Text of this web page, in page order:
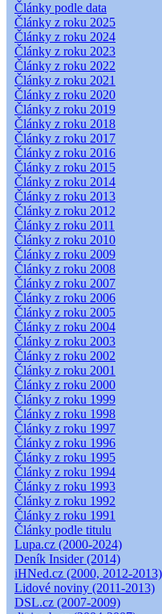
Články podle data
Články z roku 2025
Články z roku 2024
Články z roku 2023
Články z roku 2022
Články z roku 2021
Články z roku 2020
Články z roku 2019
Články z roku 2018
Články z roku 2017
Články z roku 2016
Články z roku 2015
Články z roku 2014
Články z roku 2013
Články z roku 2012
Články z roku 2011
Články z roku 2010
Články z roku 2009
Články z roku 2008
Články z roku 2007
Články z roku 2006
Články z roku 2005
Články z roku 2004
Články z roku 2003
Články z roku 2002
Články z roku 2001
Články z roku 2000
Články z roku 1999
Články z roku 1998
Články z roku 1997
Články z roku 1996
Články z roku 1995
Články z roku 1994
Články z roku 1993
Články z roku 1992
Články z roku 1991
Články podle titulu
Lupa.cz (2000-2024)
Deník Insider (2014)
iHNed.cz (2000, 2012-2013)
Lidové noviny (2011-2013)
DSL.cz (2007-2009)